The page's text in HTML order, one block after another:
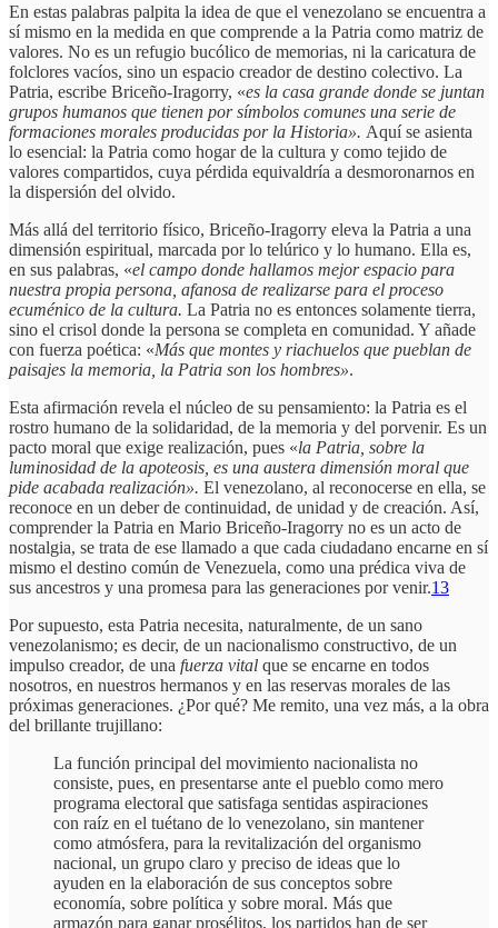
En estas palabras palpita la idea de que el venezolano se encuentra a
sí mismo en la medida en que comprende a la Patria como matriz de
valores. No es un refugio bucólico de memorias, ni la caricatura de
folclores vacíos, sino un espacio creador de destino colectivo. La
Patria, escribe Briceño-Iragorry, «es la casa grande donde se juntan
grupos humanos que tienen por símbolos comunes una serie de
formaciones morales producidas por la Historia». Aquí se asienta
lo esencial: la Patria como hogar de la cultura y como tejido de
valores compartidos, cuya pérdida equivaldría a desmoronarnos en
la dispersión del olvido.
Más allá del territorio físico, Briceño-Iragorry eleva la Patria a una
dimensión espiritual, marcada por lo telúrico y lo humano. Ella es,
en sus palabras, «el campo donde hallamos mejor espacio para
nuestra propia persona, afanosa de realizarse para el proceso
ecuménico de la cultura. La Patria no es entonces solamente tierra,
sino el crisol donde la persona se completa en comunidad. Y añade
con fuerza poética: «Más que montes y riachuelos que pueblan de
paisajes la memoria, la Patria son los hombres».
Esta afirmación revela el núcleo de su pensamiento: la Patria es el
rostro humano de la solidaridad, de la memoria y del porvenir. Es un
pacto moral que exige realización, pues «la Patria, sobre la
luminosidad de la apoteosis, es una austera dimensión moral que
pide acabada realización». El venezolano, al reconocerse en ella, se
reconoce en un deber de continuidad, de unidad y de creación. Así,
comprender la Patria en Mario Briceño-Iragorry no es un acto de
nostalgia, se trata de ese llamado a que cada ciudadano encarne en sí
mismo el destino común de Venezuela, como una prédica viva de
sus ancestros y una promesa para las generaciones por venir.13
Por supuesto, esta Patria necesita, naturalmente, de un sano
venezolanismo; es decir, de un nacionalismo constructivo, de un
impulso creador, de una fuerza vital que se encarne en todos
nosotros, en nuestros hermanos y en las reservas morales de las
próximas generaciones. ¿Por qué? Me remito, una vez más, a la obra
del brillante trujillano:
La función principal del movimiento nacionalista no
consiste, pues, en presentarse ante el pueblo como mero
programa electoral que satisfaga sentidas aspiraciones
con raíz en el tuétano de lo venezolano, sin mantener
como atmósfera, para la revitalización del organismo
nacional, un grupo claro y preciso de ideas que lo
ayuden en la elaboración de sus conceptos sobre
economía, sobre política y sobre moral. Más que
armazón para ganar prosélitos, los partidos han de ser